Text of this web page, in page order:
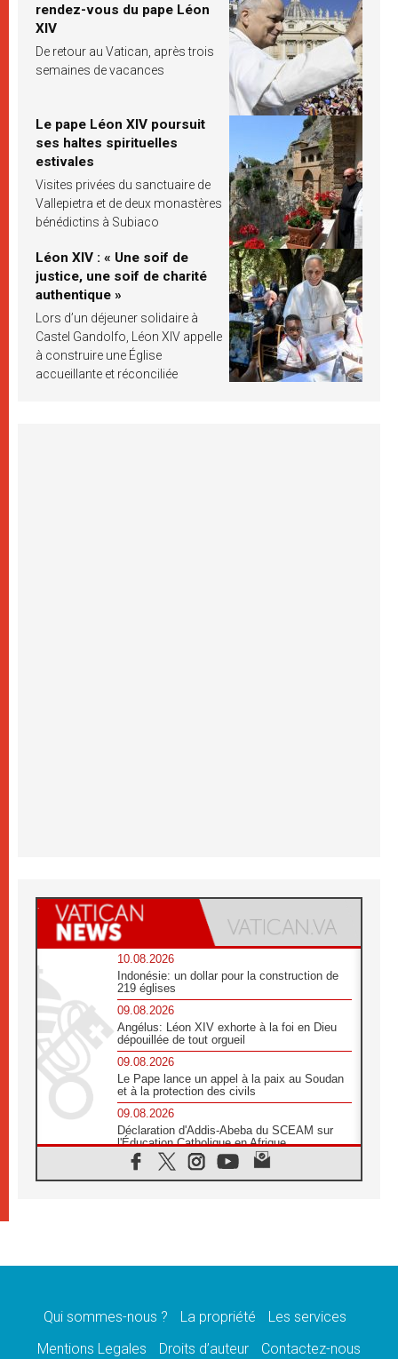
rendez-vous du pape Léon
XIV
De retour au Vatican, après trois
semaines de vacances
Le pape Léon XIV poursuit
ses haltes spirituelles
estivales
Visites privées du sanctuaire de
Vallepietra et de deux monastères
bénédictins à Subiaco
Léon XIV : « Une soif de
justice, une soif de charité
authentique »
Lors d’un déjeuner solidaire à
Castel Gandolfo, Léon XIV appelle
à construire une Église
accueillante et réconciliée
10.08.2026
Indonésie: un dollar pour la construction de
219 églises
09.08.2026
Angélus: Léon XIV exhorte à la foi en Dieu
dépouillée de tout orgueil
09.08.2026
Le Pape lance un appel à la paix au Soudan
et à la protection des civils
09.08.2026
Déclaration d'Addis-Abeba du SCEAM sur
l'Éducation Catholique en Afrique
08.08.2026
En Cisjordanie, les chrétiens se sentent
08.08.2026
08.08.2026
des Universités catholiques
Qui sommes-nous ? La propriété
Les services
Mentions Legales
Droits d’auteur Contactez-nous